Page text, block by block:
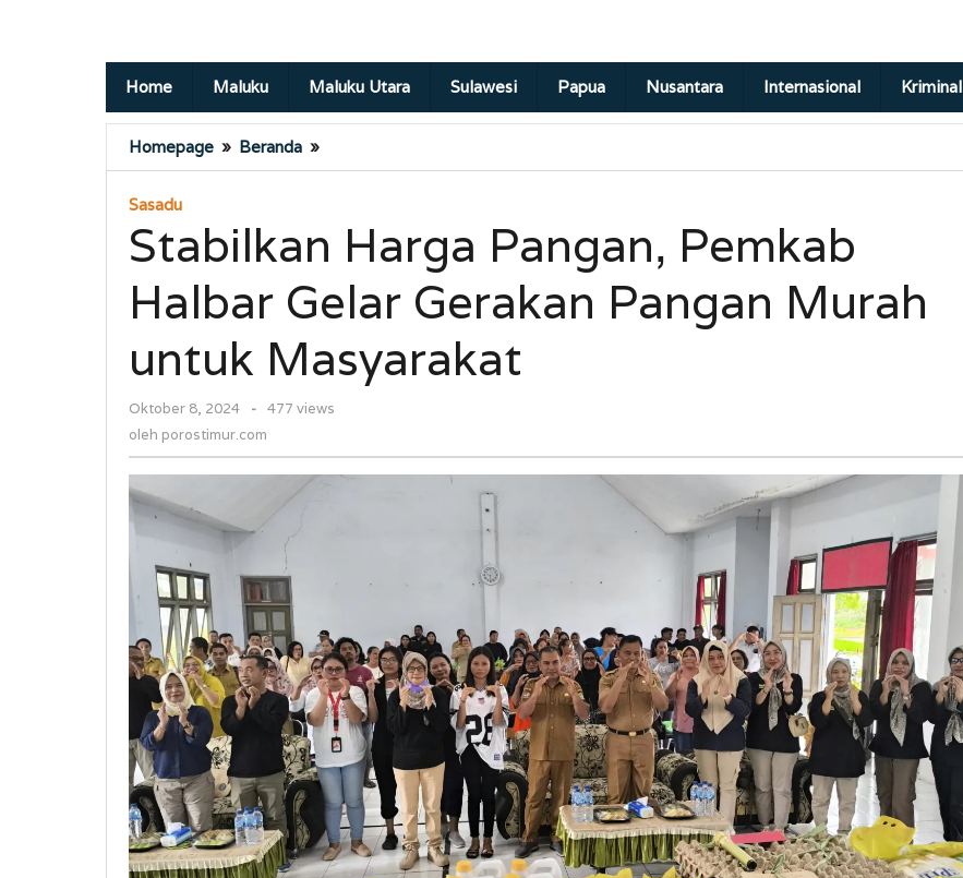
Home Maluku Maluku Utara Sulawesi Papua Nusantara Internasional Kriminal
Homepage » Beranda »
Harga
Halbar
Gelar
Gerakan
Pangan
untuk
Masyarakat
Sasadu
Stabilkan Harga Pangan, Pemkab
Halbar Gelar Gerakan Pangan Murah
untuk Masyarakat
Oktober 8, 2024
oleh
- 477 views
oleh porostimur.com